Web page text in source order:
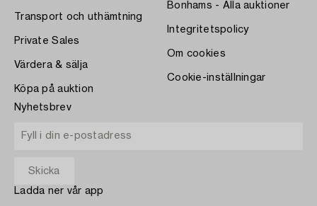
Transport och uthämtning
Private Sales
Värdera & sälja
Köpa på auktion
Bonhams - Alla auktioner
Integritetspolicy
Om cookies
Cookie-inställningar
Nyhetsbrev
Ladda ner vår app